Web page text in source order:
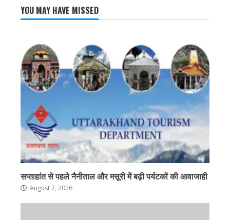
YOU MAY HAVE MISSED
सप्ताहांत से पहले नैनीताल और मसूरी में बढ़ी पर्यटकों की आवाजाही
August 7, 2026